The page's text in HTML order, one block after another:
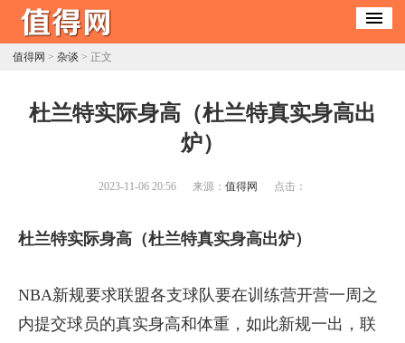
值得网 > 杂谈 > 正文
​杜兰特实际身高（杜兰特真实身高出
炉）
2023-11-06 20:56 来源： 值得网 点击：
杜兰特实际身高（杜兰特真实身高出炉）
NBA新规要求联盟各支球队要在训练营开营一周之
内提交球员的真实身高和体重，如此新规一出，联